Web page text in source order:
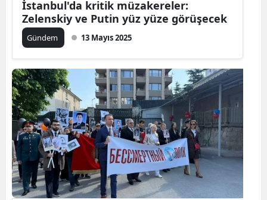
İstanbul'da kritik müzakereler:
Zelenskiy ve Putin yüz yüze görüşecek
Gündem 13 Mayıs 2025